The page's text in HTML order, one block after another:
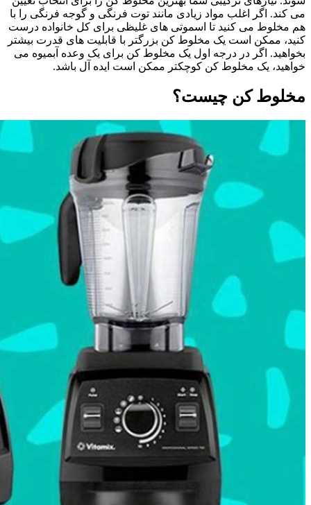
می کند. اگر اغلب مواد زیادی مانند توت فرنگی و گوجه فرنگی را با
هم مخلوط می کنید تا اسموتی های غلیظی برای کل خانواده درست
کنید، ممکن است یک مخلوط کن بزرگتر با قابلیت های قدرت بیشتر
بخواهید. اگر در درجه اول یک مخلوط کن برای یک وعده آبمیوه می
خواهید، یک مخلوط کن کوچکتر ممکن است ایده آل باشد.
مخلوط کن چیست؟